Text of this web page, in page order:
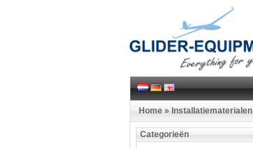
Home » Installatiematerialen
Categorieën